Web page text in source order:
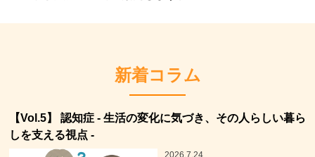
新着コラム
【Vol.5】 認知症 - 生活の変化に気づき、その人らしい暮ら
しを支える視点 -
2026.7.24